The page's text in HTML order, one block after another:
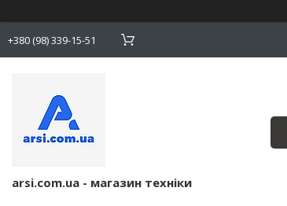
+380 (98) 339-15-51
arsi.com.ua - магазин техніки